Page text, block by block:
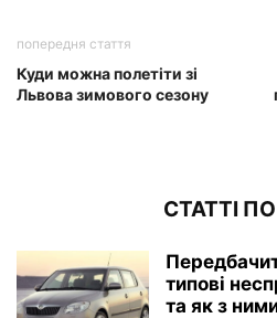
попередня стаття
Куди можна полетіти зі
Львова зимового сезону
СТАТТІ
типові
та як з